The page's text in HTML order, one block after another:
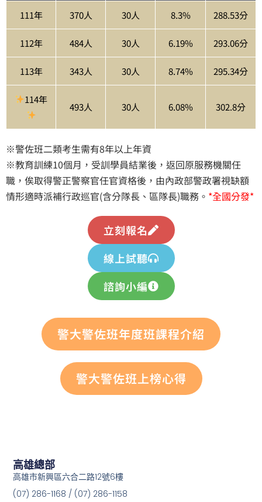
111年 370人 30人 8.3% 288.53分
112年 484人 30人 6.19% 293.06分
113年 343人 30人 8.74% 295.34分
114年
493人 30人 6.08% 302.8分
※警佐班二類考生需有8年以上年資
※教育訓練10個月，受訓學員結業後，返回原服務機關任
職，俟取得警正警察官任官資格後，由內政部警政署視缺額
情形適時派補行政巡官(含分隊長、區隊長)職務。 *全國分發*
立刻報名
線上試聽
諮詢小編
警大警佐班年度班課程介紹
警大警佐班上榜心得
高雄總部
高雄市新興區六合二路12號6樓
(07) 286-1168 / (07) 286-1158